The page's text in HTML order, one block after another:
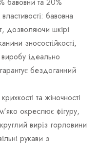
бавовни та 20%
бавовна
дозволяючи шкірі
зносостійкості,
ідеально
бездоганний
та жіночності
окреслює фігуру,
виріз горловини
рукави з